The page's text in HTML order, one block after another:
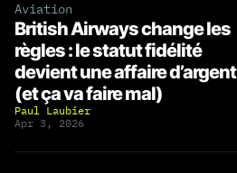
Aviation
British Airways change les
règles : le statut fidélité
devient une affaire d’argent
(et ça va faire mal)
Paul Laubier
Apr 3, 2026